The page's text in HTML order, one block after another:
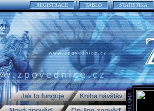
REGISTRACE TABLO STATISTIKA